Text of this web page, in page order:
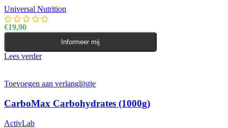
Universal Nutrition
€19,90
Informeer mij
Lees verder
Toevoegen aan verlanglijstje
CarboMax Carbohydrates (1000g)
ActivLab